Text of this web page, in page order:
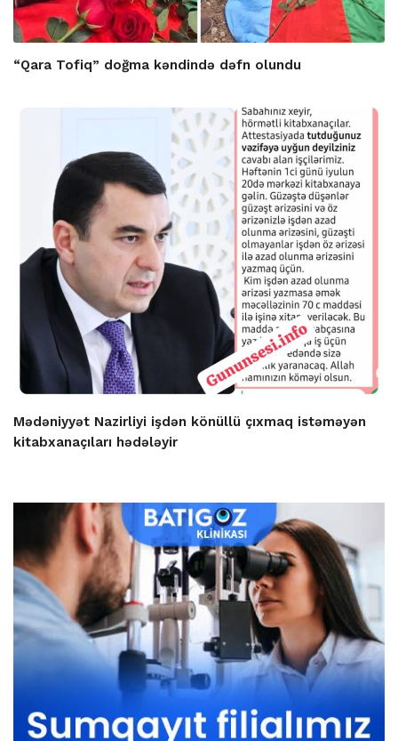
“Qara Tofiq” doğma kəndində dəfn olundu
Mədəniyyət Nazirliyi işdən könüllü çıxmaq istəməyən
kitabxanaçıları hədələyir